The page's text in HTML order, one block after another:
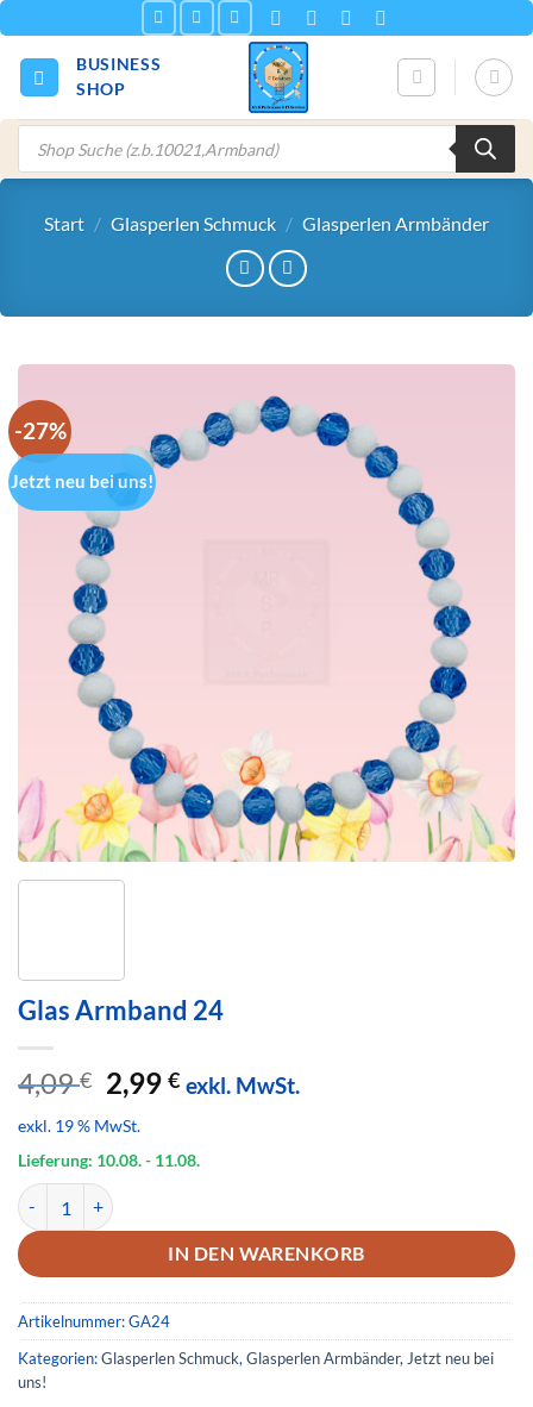
Inhalt
springen
BUSINESS
SHOP
Products
search
Start / Glasperlen Schmuck / Glasperlen Armbänder
-27%
Jetzt neu bei uns!
Glas Armband 24
4,09€ Ursprünglicher
Preis
war:
4,09 €
2,99€Aktueller
2,99 €.
exkl. MwSt.
exkl. 19 % MwSt.
Lieferung: 10.08.- 11.08.
Glas Armband 24 Menge
IN DEN WARENKORB
Artikelnummer:GA24
Kategorien:Glasperlen Schmuck, Glasperlen Armbänder, Jetzt neu bei
uns!